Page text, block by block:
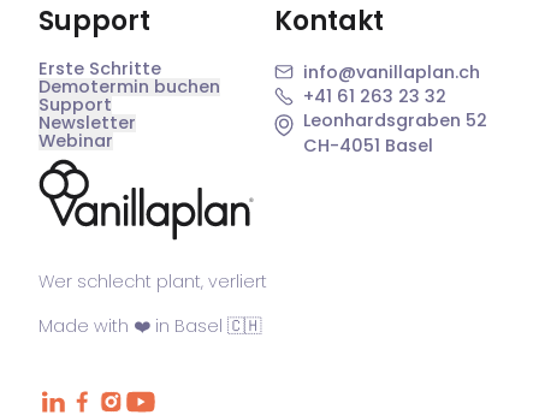
®
Wer schlecht plant, verliert
Made with ❤️ in Basel 🇨🇭
Support
Erste Schritte
Demotermin buchen
Support
Newsletter
Webinar
Kontakt
info@vanillaplan.ch
+41 61 263 23 32
Leonhardsgraben 52
CH-4051 Basel